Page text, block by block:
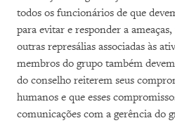
todos os funcionários de que
para evitar e responder a
outras represálias associadas às
membros do grupo também
do conselho reiterem seus
humanos e que esses
comunicações com a gerência do